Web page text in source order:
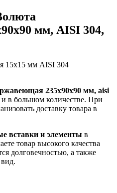
мм, AISI 304,
15х15 мм AISI 304
235х90х90 мм, aisi
и в большом количестве. При
доставку товара в
вставки и элементы в
товар высокого качества
долговечностью, а также